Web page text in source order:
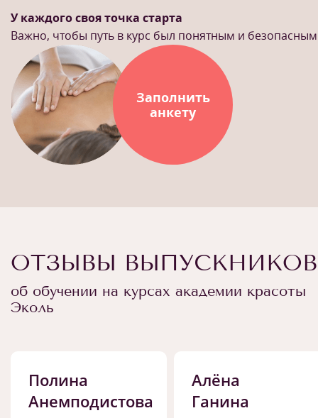
У каждого своя точка старта
Важно, чтобы путь в курс был понятным и безопасным
Заполнить
анкету
ОТЗЫВЫ ВЫПУСКНИКОВ
об обучении на курсах академии красоты
Эколь
Полина
Анемподистова
Алёна
Ганина